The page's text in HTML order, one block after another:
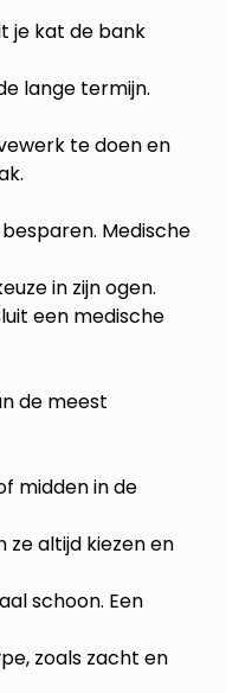
je kat de bank
lange termijn.
te doen en
Medische
in zijn ogen.
een medische
de meest
midden in de
ze altijd kiezen en
schoon. Een
zoals zacht en